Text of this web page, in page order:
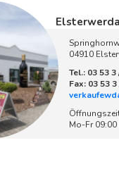
Elsterwerda
04910
Tel.: 03 53 3
Fax: 03 53
Mo-Fr